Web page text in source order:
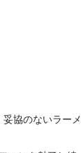
協のないラーメ